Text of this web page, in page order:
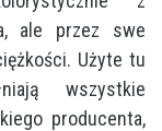
ale przez swe
Użyte tu
wszystkie
producenta,